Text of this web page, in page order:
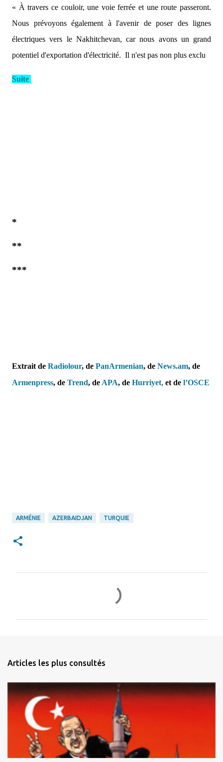
« À travers ce couloir, une voie ferrée et une route passeront.
Nous prévoyons également à l'avenir de poser des lignes
électriques vers le Nakhitchevan, car nous avons un grand
potentiel d'exportation d'électricité. Il n'est pas non plus exclu
Suite
*
**
***
Extrait de Radiolour, de PanArmenian, de News.am, de
Armenpress, de Trend, de APA, de Hurriyet, et de l’OSCE
ARMÉNIE AZERBAIDJAN TURQUIE
n
i
Articles les plus consultés